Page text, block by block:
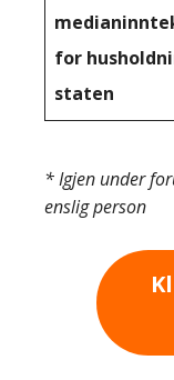
for
staten
* Igjen under
enslig person